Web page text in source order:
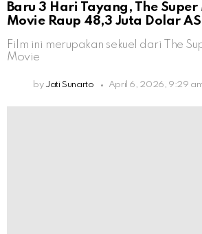
Baru 3 Hari Tayang, The
Movie Raup 48,3 Juta Dolar AS
Film ini merupakan sekuel dari The
Movie
by Jati Sunarto April 6, 2026, 9:29